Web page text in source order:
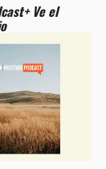
Ve el